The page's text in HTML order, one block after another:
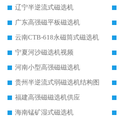
辽宁半逆流式磁选机
广东高强磁平板磁选机
云南CTB-618永磁筒式磁选机
宁夏河沙磁选机视频
河南小型高强磁磁选机
贵州半逆流式弱磁选机结构图
福建高强磁磁选机供应
海南锰矿湿式磁选机